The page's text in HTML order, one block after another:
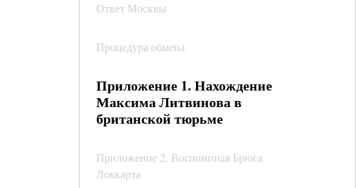
Ответ Москвы
Процедура обмена
Приложение 1. Нахождение
Максима Литвинова в
британской тюрьме
Приложение 2. Воспоминая Брюса
Локкарта